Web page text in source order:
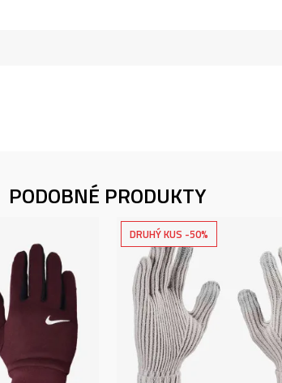
PODOBNÉ PRODUKTY
DRUHÝ KUS -50%